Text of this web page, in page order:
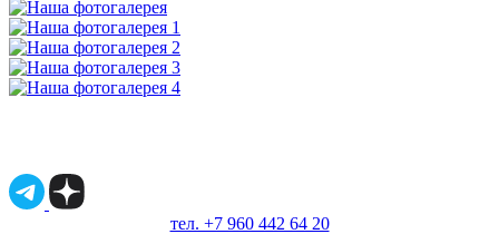
тел. +7 960 442 64 20